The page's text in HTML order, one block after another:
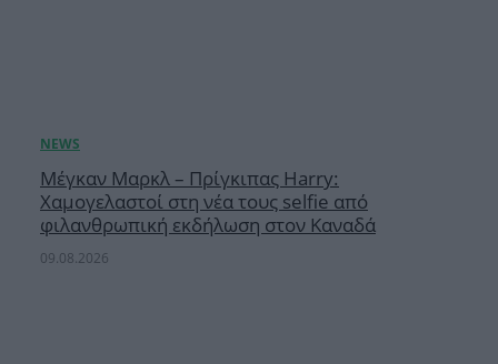
Μέγκαν Μαρκλ – Πρίγκιπας Harry:
Χαμογελαστοί στη νέα τους selfie από
φιλανθρωπική εκδήλωση στον Καναδά
09.08.2026